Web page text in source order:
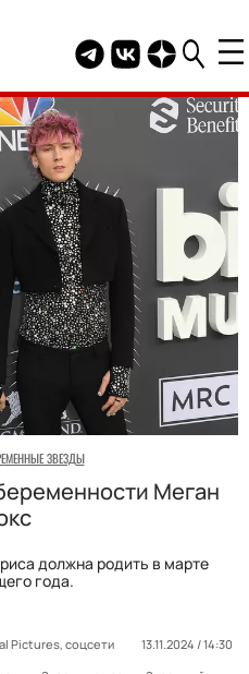
Telegram канал
Группа HELLO
Канал
ЗВЕЗДЫ
Меган
должна родить в марте
года.
Pictures, соцсети
13.11.2024 / 14:30